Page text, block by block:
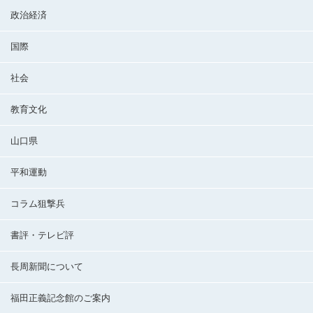
政治経済
国際
社会
教育文化
山口県
平和運動
コラム狙撃兵
書評・テレビ評
長周新聞について
福田正義記念館のご案内